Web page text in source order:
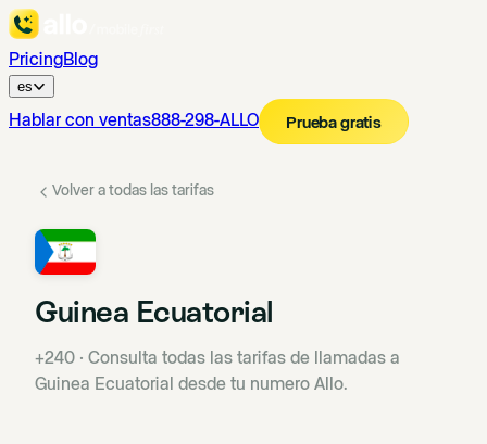
PricingBlog
es
Hablar con ventas888-298-ALLO Prueba gratis
Volver a todas las tarifas
Guinea Ecuatorial
+240 · Consulta todas las tarifas de llamadas a
Guinea Ecuatorial desde tu numero Allo.